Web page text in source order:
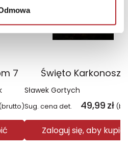
7 Święto Karkonoszy
Sławek Gortych
Sug. cena det. 49,99 zł
Zaloguj się, aby kupić